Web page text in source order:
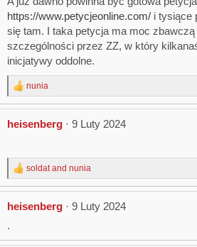
https://www.petycjeonline.com/ i tysiące
się tam. I taka petycja ma moc
szczególności przez ZZ, w który
inicjatywy oddolne.
R
e
c
o
n
s
:
nunia
heisenberg 9 Luty 2024
R
e
c
o
soldatand nunia
heisenberg 9 Luty 2024
.